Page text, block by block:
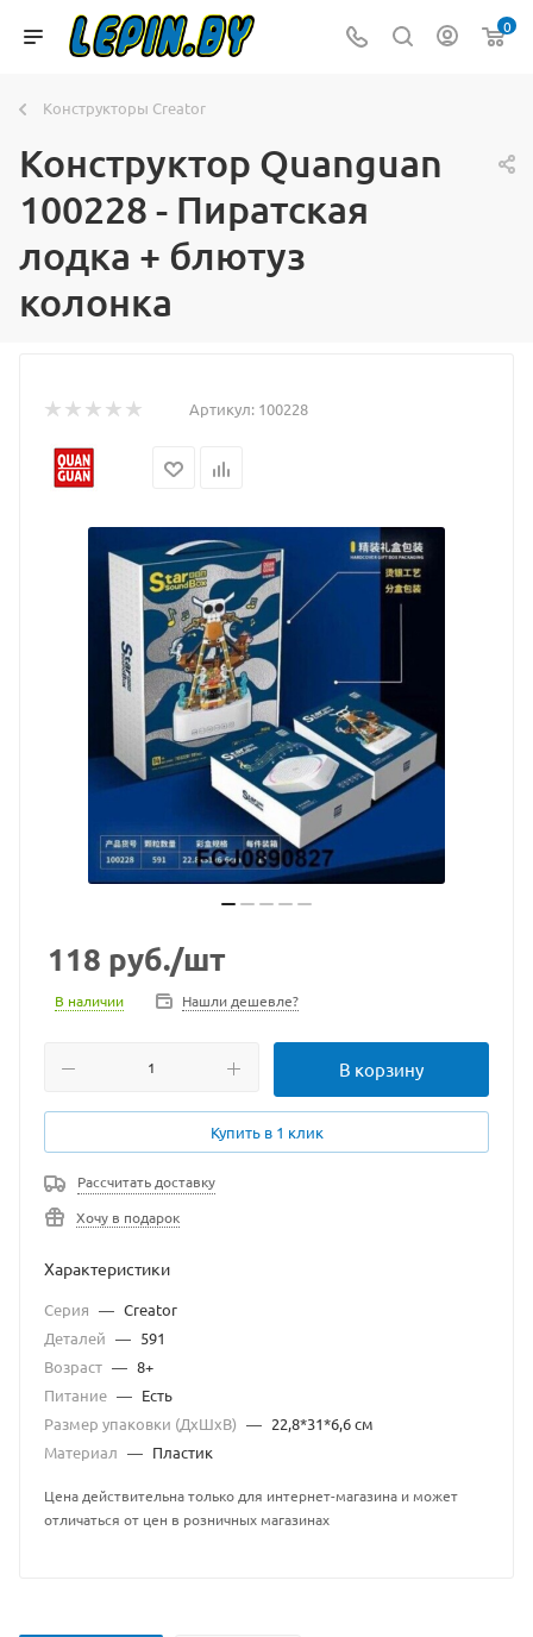
0
Конструкторы Creator
Конструктор Quanguan
100228 - Пиратская
лодка + блютуз
колонка
Артикул: 100228
118 руб./шт
В наличии Нашли дешевле?
В корзину
Купить в 1 клик
Рассчитать доставку
Хочу в подарок
Характеристики
Серия — Creator
Деталей — 591
Возраст — 8+
Питание — Есть
Размер упаковки (ДхШхВ) — 22,8*31*6,6 см
Материал — Пластик
Цена действительна только для интернет-магазина и может
отличаться от цен в розничных магазинах